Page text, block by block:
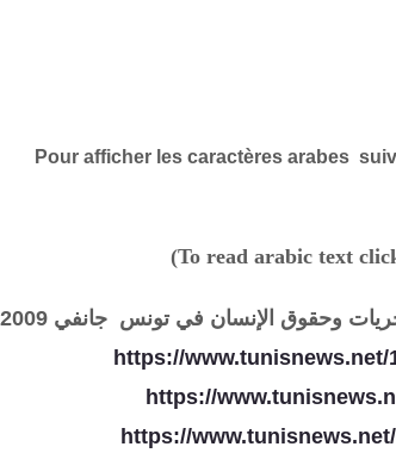
Pour afficher les caractères arabes
(To read arabic text
وحقوق الإنسان في تونس جانفي 2009
https://www.tunisnews.net/
https://
https://